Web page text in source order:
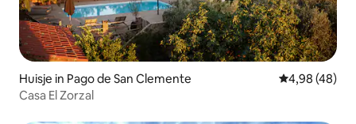
Huisje in Pago de San Clemente Gemiddelde
4,98 (48)
Casa El Zorzal